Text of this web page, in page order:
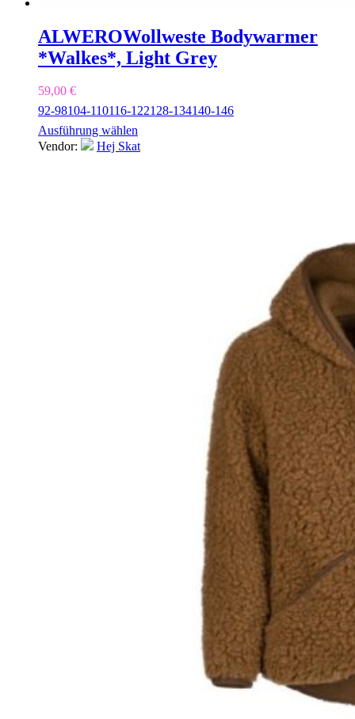
ALWEROWollweste Bodywarmer
*Walkes*, Light Grey
59,00 €
92-98104-110116-122128-134140-146
Ausführung wählen
Vendor:
Hej Skat